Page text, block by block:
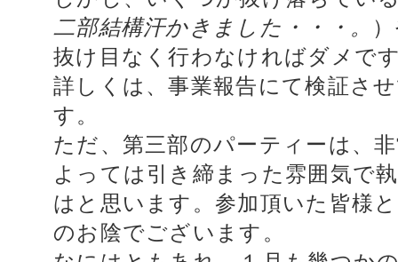
二部結構汗かきました・・・。
抜け目なく行わなければダメで
詳しくは、事業報告にて検証さ
す。
ただ、第三部のパーティーは、
よっては引き締まった雰囲気で
はと思います。参加頂いた皆様
のお陰でございます。